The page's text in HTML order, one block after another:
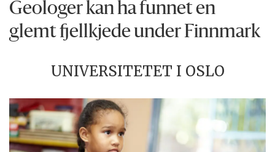
Geologer kan ha funnet en
glemt fjellkjede under Finnmark
UNIVERSITETET I OSLO